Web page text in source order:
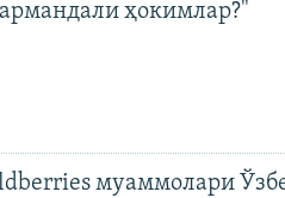
ҳокимлар?"
муаммолари